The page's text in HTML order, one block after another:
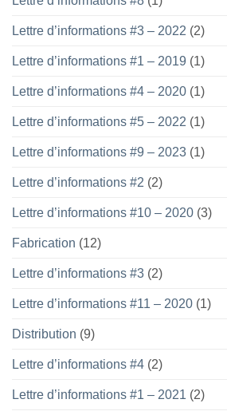
ledevez
Lettre d’informations #3 – 2022 (2)
Lettre d’informations #1 – 2019 (1)
Lettre d’informations #4 – 2020 (1)
Lettre d’informations #5 – 2022 (1)
Lettre d’informations #9 – 2023 (1)
Lettre d’informations #2 (2)
Lettre d’informations #10 – 2020 (3)
Fabrication (12)
Lettre d’informations #3 (2)
Lettre d’informations #11 – 2020 (1)
Distribution (9)
Lettre d’informations #4 (2)
Lettre d’informations #1 – 2021 (2)